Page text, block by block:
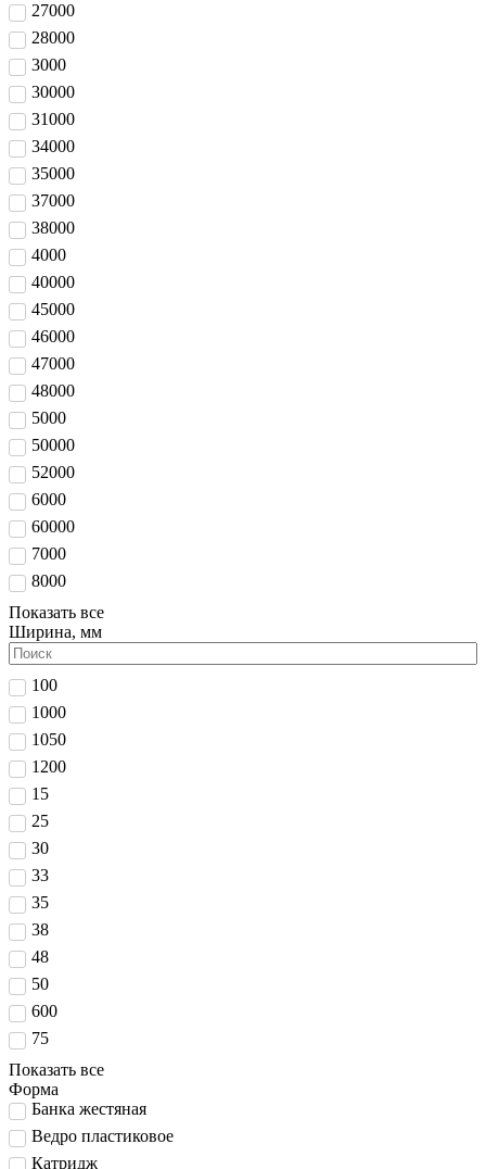
27000
28000
3000
30000
31000
34000
35000
37000
38000
4000
40000
45000
46000
47000
48000
5000
50000
52000
6000
60000
7000
8000
Показать все
Ширина, мм
100
1000
1050
1200
15
25
30
33
35
38
48
50
600
75
Показать все
Форма
Банка жестяная
Ведро пластиковое
Катридж